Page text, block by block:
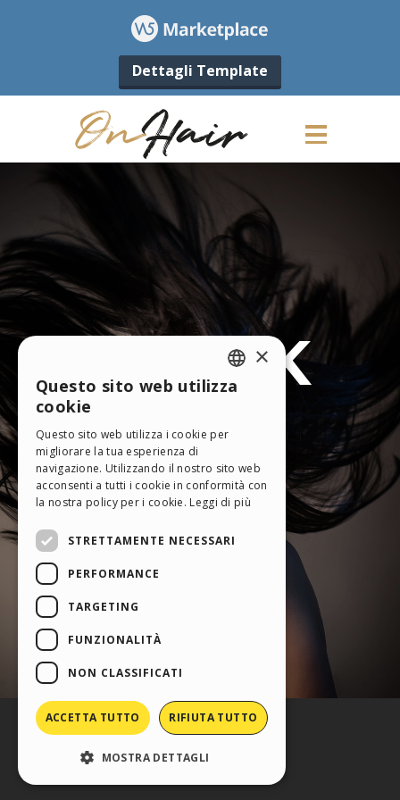
Dettagli Template
ENGLISH
SPANISH
PORTUGUESE
POLISH
×
Questo sito web utilizza
cookie
Questo sito web utilizza i cookie per
migliorare la tua esperienza di
navigazione. Utilizzando il nostro sito web
acconsenti a tutti i cookie in conformità con
la nostra policy per i cookie. Leggi di più
STRETTAMENTE NECESSARI
PERFORMANCE
TARGETING
FUNZIONALITÀ
NON CLASSIFICATI
ACCETTA TUTTO RIFIUTA TUTTO
MOSTRA DETTAGLI